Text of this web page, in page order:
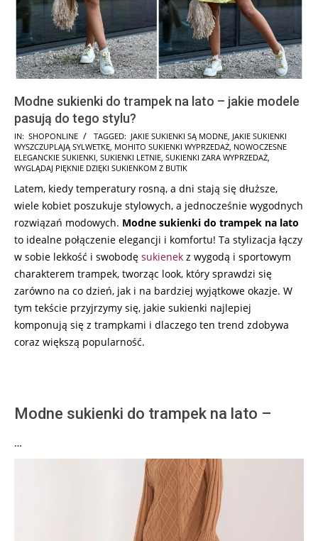
Modne sukienki do trampek na lato – jakie modele
pasują do tego stylu?
2025-
02-
23
IN: SHOPONLINE TAGGED: JAKIE SUKIENKI SĄ MODNE JAKIE SUKIENKI
WYSZCZUPLAJĄ SYLWETKĘ MOHITO SUKIENKI WYPRZEDAŻ NOWOCZESNE
ELEGANCKIE SUKIENKI SUKIENKI LETNIE SUKIENKI ZARA WYPRZEDAŻ
WYGLĄDAJ PIĘKNIE DZIĘKI SUKIENKOM Z BUTIK
Latem, kiedy temperatury rosną, a dni stają się dłuższe,
wiele kobiet poszukuje stylowych, a jednocześnie wygodnych
rozwiązań modowych. Modne sukienki do trampek na lato
to idealne połączenie elegancji i komfortu! Ta stylizacja łączy
w sobie lekkość i swobodę sukienek z wygodą i sportowym
charakterem trampek, tworząc look, który sprawdzi się
zarówno na co dzień, jak i na bardziej wyjątkowe okazje. W
tym tekście przyjrzymy się, jakie sukienki najlepiej
komponują się z trampkami i dlaczego ten trend zdobywa
coraz większą popularność.
Modne sukienki do trampek na lato –
…